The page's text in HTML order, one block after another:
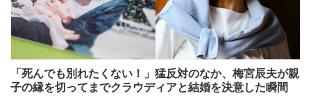
「死んでも別れたくない！」猛反対のなか、梅宮辰夫が親
子の縁を切ってまでクラウディアと結婚を決意した瞬間